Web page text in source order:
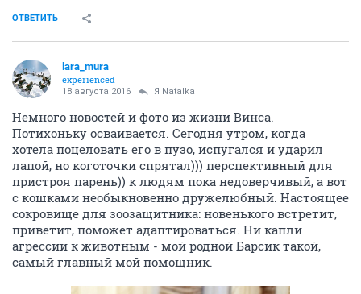
ОТВЕТИТЬ
lara_mura
experienced
18 августа 2016 Я Natalka
Немного новостей и фото из жизни Винса.
Потихоньку осваивается. Сегодня утром, когда
хотела поцеловать его в пузо, испугался и ударил
лапой, но коготочки спрятал))) перспективный для
пристроя парень)) к людям пока недоверчивый, а вот
с кошками необыкновенно дружелюбный. Настоящее
сокровище для зоозащитника: новенького встретит,
приветит, поможет адаптироваться. Ни капли
агрессии к животным - мой родной Барсик такой,
самый главный мой помощник.